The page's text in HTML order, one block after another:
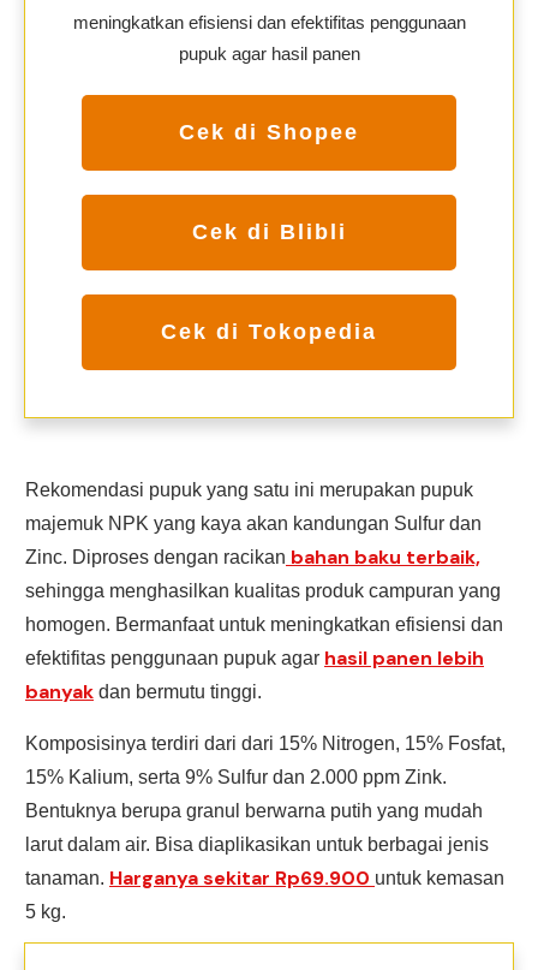
meningkatkan efisiensi dan efektifitas penggunaan
pupuk agar hasil panen
Cek di Shopee
Cek di Blibli
Cek di Tokopedia
Rekomendasi pupuk yang satu ini merupakan pupuk
majemuk NPK yang kaya akan kandungan Sulfur dan
Zinc. Diproses dengan racikan bahan baku terbaik,
sehingga menghasilkan kualitas produk campuran yang
homogen. Bermanfaat untuk meningkatkan efisiensi dan
efektifitas penggunaan pupuk agar hasil panen lebih
banyak dan bermutu tinggi.
Komposisinya terdiri dari dari 15% Nitrogen, 15% Fosfat,
15% Kalium, serta 9% Sulfur dan 2.000 ppm Zink.
Bentuknya berupa granul berwarna putih yang mudah
larut dalam air. Bisa diaplikasikan untuk berbagai jenis
tanaman. Harganya sekitar Rp69.900 untuk kemasan
5 kg.